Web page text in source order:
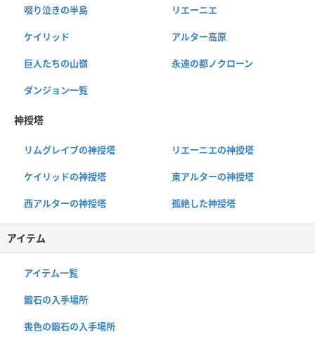
啜り泣きの半島 リエーニエ
ケイリッド アルター高原
巨人たちの山嶺 永遠の都ノクローン
ダンジョン一覧
神授塔
リムグレイブの神授塔 リエーニエの神授塔
ケイリッドの神授塔 東アルターの神授塔
西アルターの神授塔 孤絶した神授塔
アイテム
アイテム一覧
鍛石の入手場所
喪色の鍛石の入手場所